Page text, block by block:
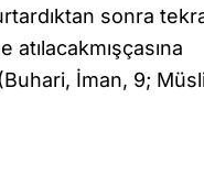
sonra
İman, 9;